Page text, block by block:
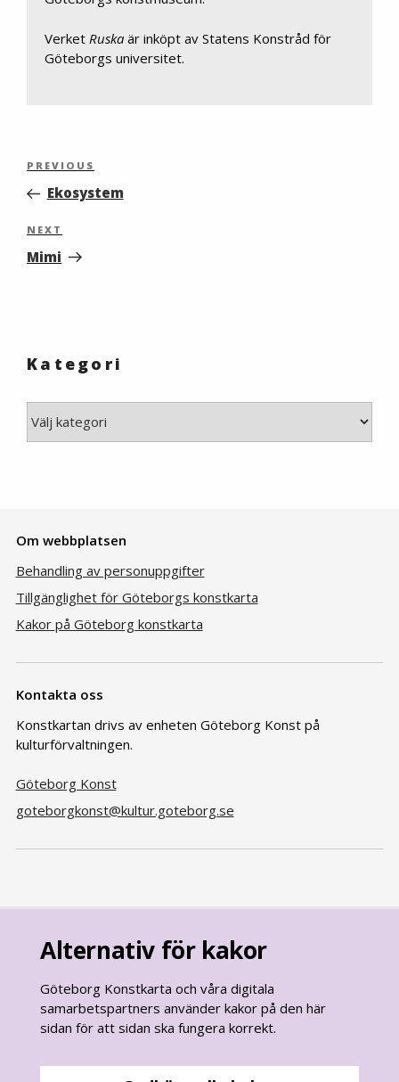
Verket Ruska är inköpt av Statens Konstråd för
Göteborgs universitet.
Inläggsnavigering
Previous
Post
PREVIOUS
Ekosystem
Next
Post
NEXT
Mimi
Kategori
Om webbplatsen
Behandling av personuppgifter
Tillgänglighet för Göteborgs konstkarta
Kakor på Göteborg konstkarta
Kontakta oss
Konstkartan drivs av enheten Göteborg Konst på
kulturförvaltningen.
Göteborg Konst
goteborgkonst@kultur.goteborg.se
goteborg.seär Göteborgs Stads officiella webbplats.
Alternativ för kakor
Göteborg Konstkarta och våra digitala
samarbetspartners använder kakor på den här
sidan för att sidan ska fungera korrekt.